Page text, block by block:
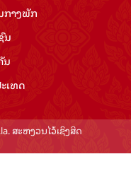
ກາງ​ພັກ
ນ
ນ
ເທດ
ສະຫງວນໄວ້ເຊິງສິດ